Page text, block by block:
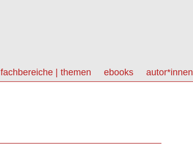
fachbereiche | themen ebooks autor*innen